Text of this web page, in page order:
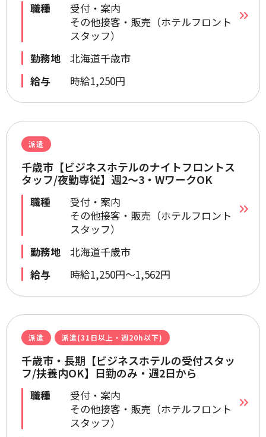
職種
受付・案内
その他接客・販売（ホテルフロント
スタッフ）
勤務地
北海道千歳市
給与
時給1,250円
派遣
千歳市【ビジネスホテルのナイトフロントス
タッフ/夜勤専従】週2～3・WワークOK
職種
受付・案内
その他接客・販売（ホテルフロント
スタッフ）
勤務地
北海道千歳市
給与
時給1,250円～1,562円
派遣 派遣(31日以上・週20h以下)
千歳市・長期【ビジネスホテルの受付スタッ
フ/扶養内OK】日勤のみ・週2日から
職種
受付・案内
その他接客・販売（ホテルフロント
スタッフ）